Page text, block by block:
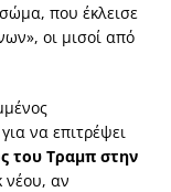
που έκλεισε
οι μισοί από
να επιτρέψει
του Τραμπ στην
νέου, αν